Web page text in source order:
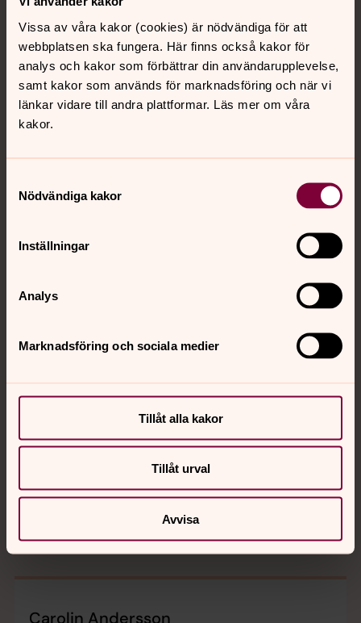
Vissa av våra kakor (cookies) är nödvändiga för att
webbplatsen ska fungera. Här finns också kakor för
analys och kakor som förbättrar din användarupplevelse,
samt kakor som används för marknadsföring och när vi
länkar vidare till andra plattformar. Läs mer om våra
kakor.
Nödvändiga kakor
Inställningar
Analys
Marknadsföring och sociala medier
Tillåt alla kakor
Tillåt urval
Avvisa
pastorat
Direkt:060-600 53 69Mobil:076-145 26 56
E-post:lisa.westman@svenskakyrkan.se
Musikpedagog, Njurunda församling, Medelpads
Direkt:
Patrik Jakobsson
Diakon, Njurunda församling, Medelpads södra
Direkt:060-600 52 28Mobil:070-834 30 90
Carolin Andersson